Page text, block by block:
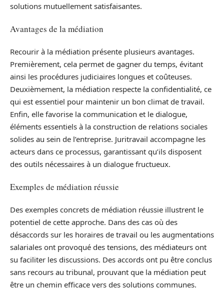
solutions mutuellement satisfaisantes.
Avantages de la médiation
Recourir à la médiation présente plusieurs avantages.
Premièrement, cela permet de gagner du temps, évitant
ainsi les procédures judiciaires longues et coûteuses.
Deuxièmement, la médiation respecte la confidentialité, ce
qui est essentiel pour maintenir un bon climat de travail.
Enfin, elle favorise la communication et le dialogue,
éléments essentiels à la construction de relations sociales
solides au sein de l’entreprise. Juritravail accompagne les
acteurs dans ce processus, garantissant qu’ils disposent
des outils nécessaires à un dialogue fructueux.
Exemples de médiation réussie
Des exemples concrets de médiation réussie illustrent le
potentiel de cette approche. Dans des cas où des
désaccords sur les horaires de travail ou les augmentations
salariales ont provoqué des tensions, des médiateurs ont
su faciliter les discussions. Des accords ont pu être conclus
sans recours au tribunal, prouvant que la médiation peut
être un chemin efficace vers des solutions communes.